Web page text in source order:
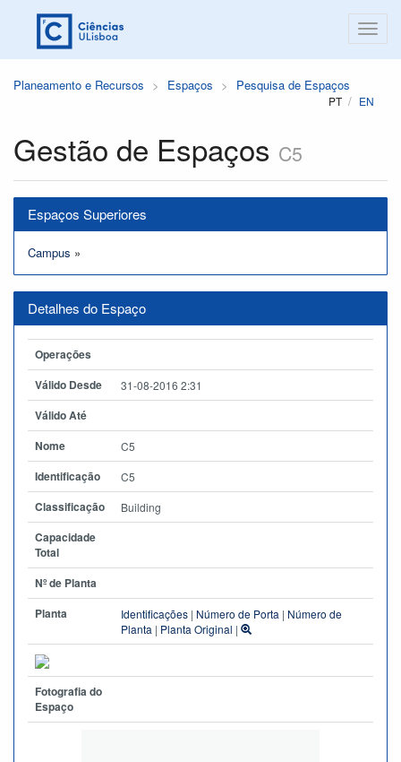
Planeamento e Recursos Espaços Pesquisa de Espaços
PT EN
Gestão de Espaços C5
Espaços Superiores
Campus »
Detalhes do Espaço
Operações
Válido Desde
31-08-2016 2:31
Válido Até
Nome
C5
Identificação C5
Classificação Building
Capacidade
Total
Nº de Planta
Planta
Identificações | Número de Porta | Número de
Planta | Planta Original |
Fotografia do
Espaço